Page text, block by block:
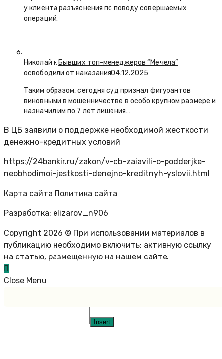
у клиента разъяснения по поводу совершаемых
операций.
Николай к Бывших топ-менеджеров “Мечела”
освободили от наказания04.12.2025
Таким образом, сегодня суд признал фигурантов
виновными в мошенничестве в особо крупном размере и
назначил им по 7 лет лишения…
В ЦБ заявили о поддержке необходимой жесткости
денежно-кредитных условий
https://24bankir.ru/zakon/v-cb-zaiavili-o-podderjke-
neobhodimoi-jestkosti-denejno-kreditnyh-yslovii.html
Карта сайта Политика сайта
Разработка: elizarov_n906
Copyright 2026 © При использовании материалов в
публикацию необходимо включить: активную ссылку
на статью, размещенную на нашем сайте.
Close Menu
Insert